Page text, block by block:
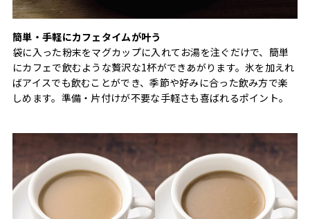
簡単・手軽にカフェタイムが叶う
袋に入った粉末をマグカップに入れてお湯を注ぐだけで、簡単
にカフェで飲むような贅沢な1杯ができあがります。氷を加えれ
ばアイスでも飲むことができ、季節や好みに合った飲み方で楽
しめます。準備・片付けが不要な手軽さも喜ばれるポイント。